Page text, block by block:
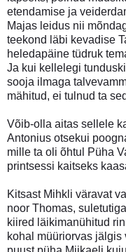
etendamise ja
Majas leidus nii
teekond läbi kevadise
heledapäine tüdruk
Ja kui kellelegi
sooja ilmaga
mähitud, ei tulnud ta
Võib-olla aitas sellele
Antonius otsekui
mille ta oli õhtul Püha
printsessi kaitseks
Kitsast Mihkli väravat
noor Thomas,
kiired läikimanühitud
kohal müüriorvas